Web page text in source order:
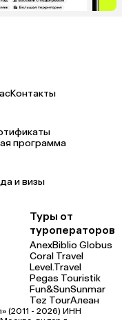
Контакты
программа
и визы
Туры от
туроператоров
AnexBiblio Globus
Coral Travel
Level.Travel
Pegas Touristik
Fun&SunSunmar
Tez TourАлеан
(2011 - 2026) ИНН